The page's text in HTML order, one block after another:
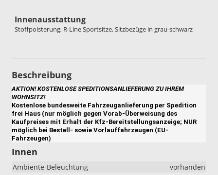
Innenausstattung
Stoffpolsterung, R-Line Sportsitze, Sitzbezüge in grau-schwarz
Beschreibung
AKTION! KOSTENLOSE SPEDITIONSANLIEFERUNG ZU IHREM
WOHNSITZ!
Kostenlose bundesweite Fahrzeuganlieferung per Spedition
frei Haus (nur möglich gegen Vorab-Überweisung des
Kaufpreises mit Erhalt der Kfz-Bereitstellungsanzeige; NUR
möglich bei Bestell- sowie Vorlauffahrzeugen (EU-
Fahrzeugen)
Innen
Ambiente-Beleuchtung
vorhanden